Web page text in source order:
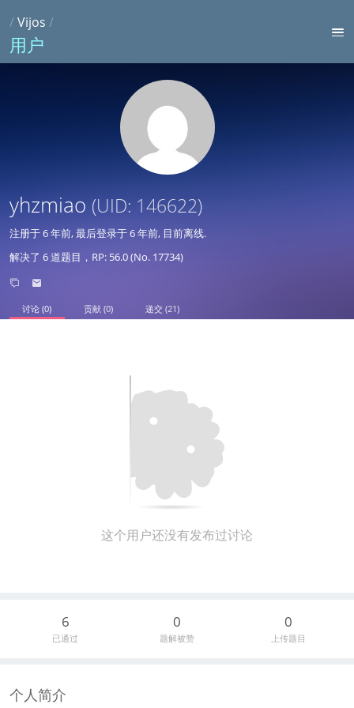
/Vijos /
用户
yhzmiao (UID: 146622)
注册于6 年前, 最后登录于6 年前, 目前离线.
解决了 6 道题目，RP: 56.0 (No. 17734)
讨论 (0) 贡献 (0) 递交 (21)
这个用户还没有发布过讨论
6
已通过
0
题解被赞
0
上传题目
个人简介